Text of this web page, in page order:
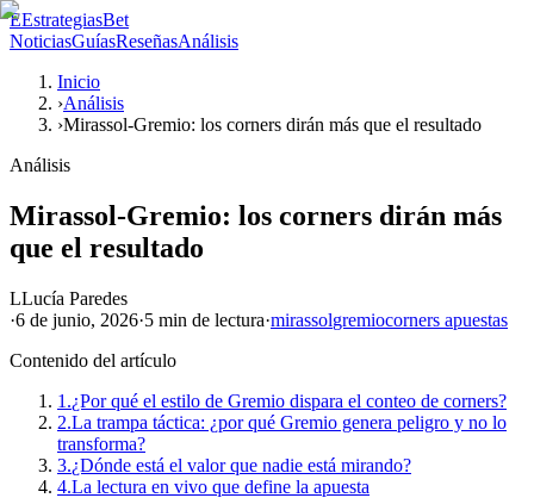
EEstrategiasBet
NoticiasGuíasReseñasAnálisis
Inicio
›Análisis
›Mirassol-Gremio: los corners dirán más que el resultado
Análisis
Mirassol-Gremio: los corners dirán más
que el resultado
LLucía Paredes
·6 de junio, 2026·5 min de lectura·mirassolgremiocorners apuestas
Contenido del artículo
1.¿Por qué el estilo de Gremio dispara el conteo de corners?
2.La trampa táctica: ¿por qué Gremio genera peligro y no lo
transforma?
3.¿Dónde está el valor que nadie está mirando?
4.La lectura en vivo que define la apuesta